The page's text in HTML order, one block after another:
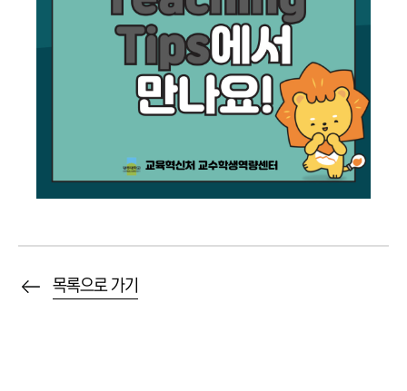
목록으로 가기